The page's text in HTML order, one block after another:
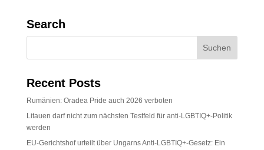
Search
Recent Posts
Rumänien: Oradea Pride auch 2026 verboten
Litauen darf nicht zum nächsten Testfeld für anti-LGBTIQ+-Politik
werden
EU-Gerichtshof urteilt über Ungarns Anti-LGBTIQ+-Gesetz: Ein